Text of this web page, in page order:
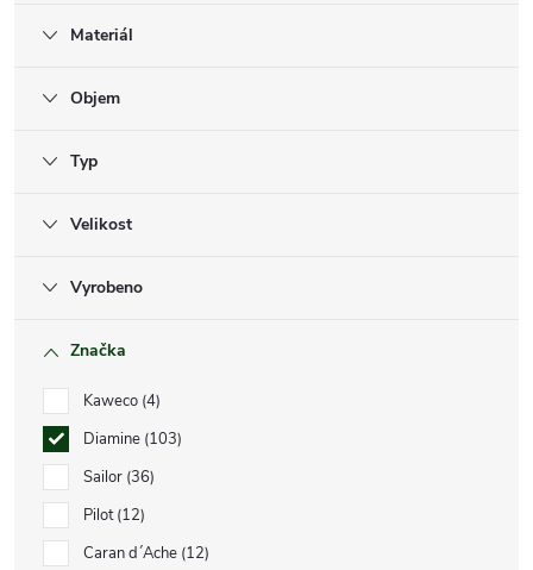
Materiál
Objem
Typ
Velikost
Vyrobeno
Značka
Kaweco 4
Diamine 103
Sailor 36
Pilot 12
Caran d´Ache 12